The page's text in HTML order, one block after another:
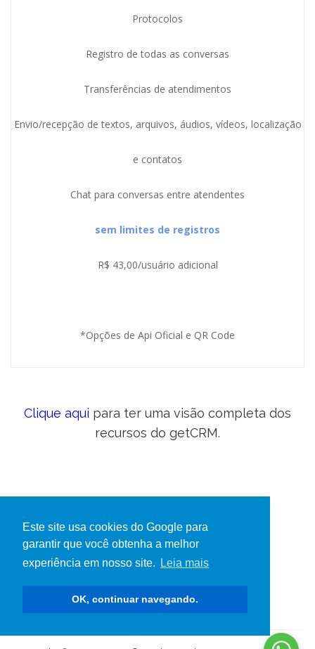
Este site usa cookies do Google para
garantir que você obtenha a melhor
experiência em nosso site.
Leia mais
OK, continuar navegando.
Protocolos
Registro de todas as conversas
Transferências de atendimentos
Envio/recepção de textos, arquivos, áudios, vídeos, localização
e contatos
Chat para conversas entre atendentes
sem limites de registros
R$ 43,00/usuário adicional
*Opções de Api Oficial e QR Code
Clique aqui para ter uma visão completa dos
recursos do getCRM.
Privacidade
Perguntas frequentes (faq)
Soluções Integradas
Base de Conhecimentos
Api de integração